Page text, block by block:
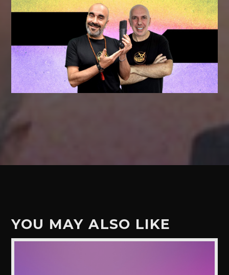
YOU MAY ALSO LIKE